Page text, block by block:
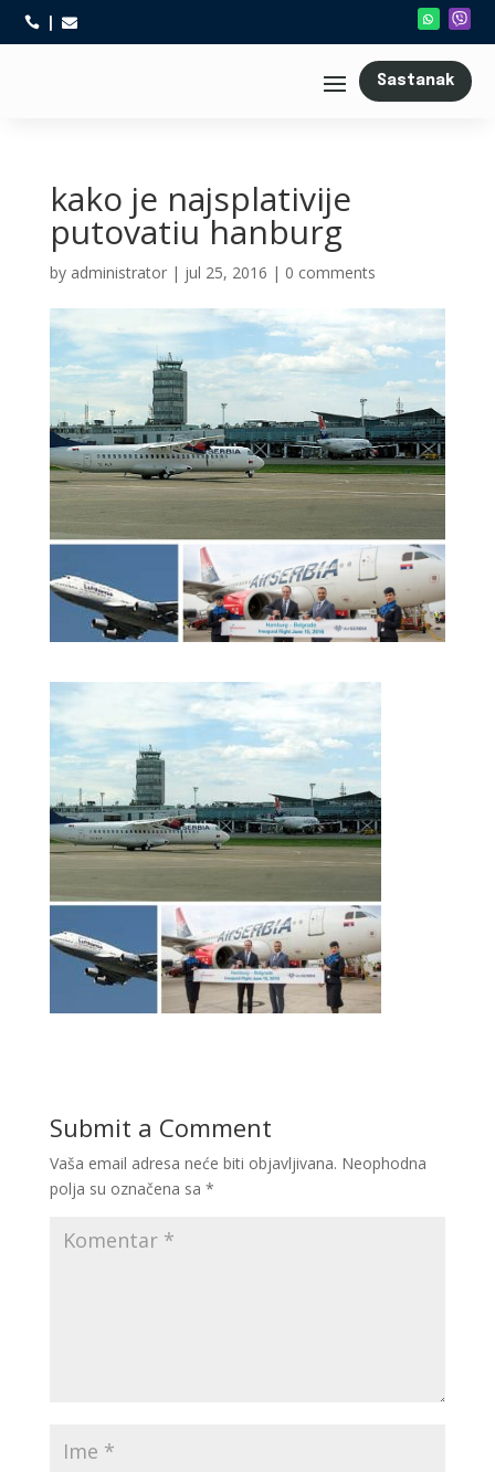
 
Sastanak
kako je najsplativije
putovatiu hanburg
by administrator| jul 25, 2016 | 0 comments
Submit a Comment
Vaša email adresa neće biti objavljivana. Neophodna
polja su označena sa *